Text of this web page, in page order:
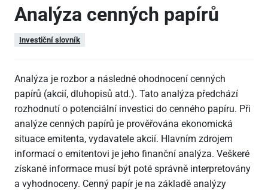
Analýza cenných papírů
Investiční slovník
Analýza je rozbor a následné ohodnocení cenných
papírů (akcií, dluhopisů atd.). Tato analýza předchází
rozhodnutí o potenciální investici do cenného papíru. Při
analýze cenných papírů je prověřována ekonomická
situace emitenta, vydavatele akcií. Hlavním zdrojem
informací o emitentovi je jeho finanční analýza. Veškeré
získané informace musí být poté správně interpretovány
a vyhodnoceny. Cenný papír je na základě analýzy